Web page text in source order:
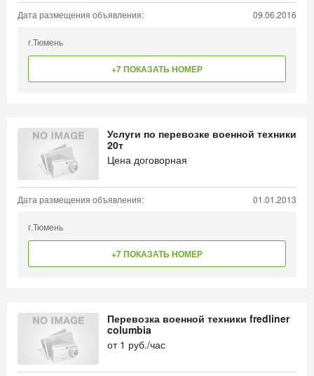
Дата размещения объявления: 09.06.2016
г.Тюмень
+7 ПОКАЗАТЬ НОМЕР
Услуги по перевозке военной техники
20т
Цена договорная
Дата размещения объявления: 01.01.2013
г.Тюмень
+7 ПОКАЗАТЬ НОМЕР
Перевозка военной техники fredliner
columbia
от 1 руб./час